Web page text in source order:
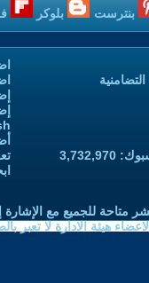
بنترست بلوكر
متاحة للجميع مع الإشارة
هيئة الادارة لا تعبر